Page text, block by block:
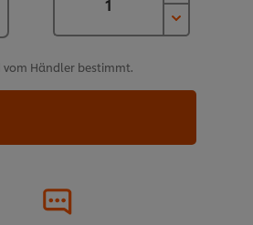
vom Händler bestimmt.